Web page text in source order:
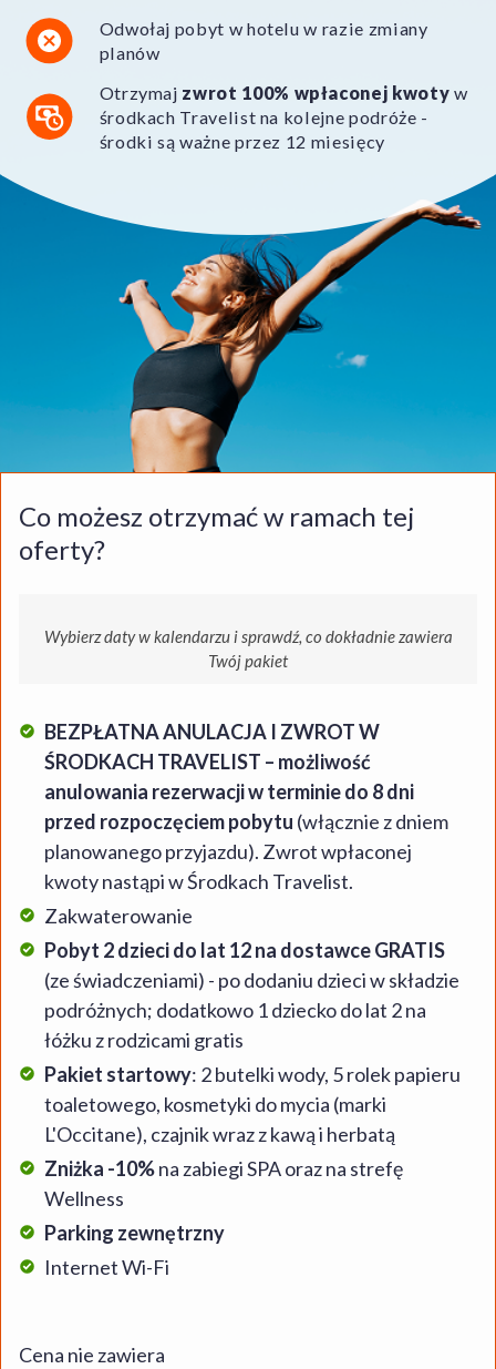
Odwołaj pobyt w hotelu w razie zmiany
planów
Otrzymaj zwrot 100% wpłaconej kwoty w
środkach Travelist na kolejne podróże -
środki są ważne przez 12 miesięcy
Co możesz otrzymać w ramach tej
oferty?
Wybierz daty w kalendarzu i sprawdź, co dokładnie zawiera
Twój pakiet
BEZPŁATNA ANULACJA I ZWROT W
ŚRODKACH TRAVELIST – możliwość
anulowania rezerwacji w terminie do 8 dni
przed rozpoczęciem pobytu (włącznie z dniem
planowanego przyjazdu). Zwrot wpłaconej
kwoty nastąpi w Środkach Travelist.
Zakwaterowanie
Pobyt 2 dzieci do lat 12 na dostawce GRATIS
(ze świadczeniami) - po dodaniu dzieci w składzie
podróżnych; dodatkowo 1 dziecko do lat 2 na
łóżku z rodzicami gratis
Pakiet startowy: 2 butelki wody, 5 rolek papieru
toaletowego, kosmetyki do mycia (marki
L'Occitane), czajnik wraz z kawą i herbatą
Zniżka -10%na zabiegi SPA oraz na strefę
Wellness
Parking zewnętrzny
Internet Wi-Fi
Cena nie zawiera